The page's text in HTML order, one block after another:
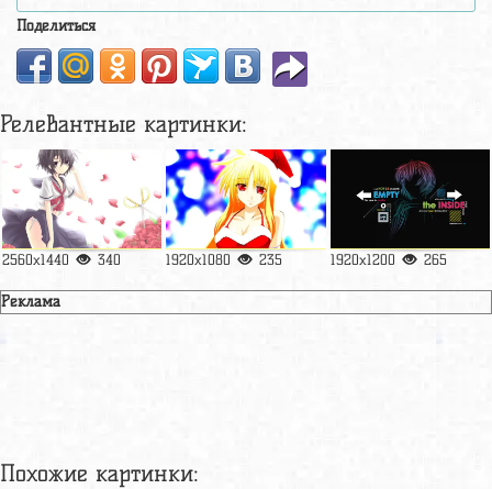
Поделиться
Релевантные картинки:
2560x1440 340 1920x1080 235 1920x1200 265
Реклама
Похожие картинки: